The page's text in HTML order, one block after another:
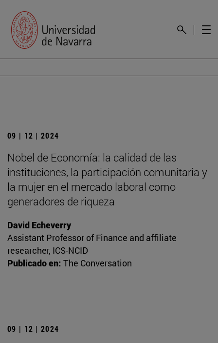
09 | 12 | 2024
Nobel de Economía: la calidad de las
instituciones, la participación comunitaria y
la mujer en el mercado laboral como
generadores de riqueza
David Echeverry
Assistant Professor of Finance and affiliate
researcher, ICS-NCID
Publicado en: The Conversation
09 | 12 | 2024